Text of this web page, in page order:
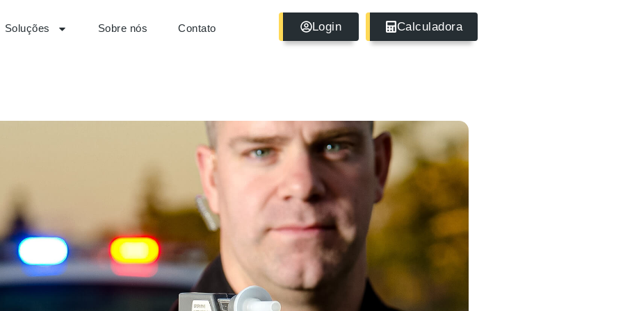
Soluções Sobre nós Contato Login Calculadora